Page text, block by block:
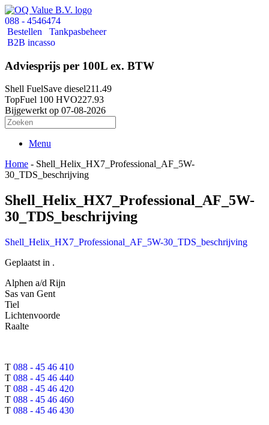
088 - 4546474
Bestellen
Tankpasbeheer
B2B incasso
Adviesprijs per 100L ex. BTW
Shell FuelSave diesel211.49
TopFuel 100 HVO227.93
Bijgewerkt op 07-08-2026
Menu
Home - Shell_Helix_HX7_Professional_AF_5W-
30_TDS_beschrijving
Shell_Helix_HX7_Professional_AF_5W-
30_TDS_beschrijving
Shell_Helix_HX7_Professional_AF_5W-30_TDS_beschrijving
Geplaatst in .
Alphen a/d Rijn
Sas van Gent
Tiel
Lichtenvoorde
Raalte
T 088 - 45 46 410
T 088 - 45 46 440
T 088 - 45 46 420
T 088 - 45 46 460
T 088 - 45 46 430